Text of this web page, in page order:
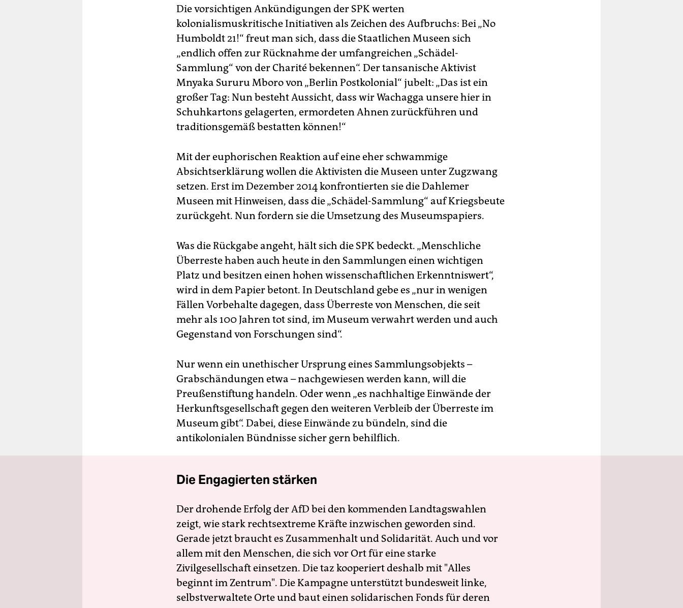
Die vorsichtigen Ankündigungen der SPK werten
kolonialismuskritische Initiativen als Zeichen des Aufbruchs: Bei „No
Humboldt 21!“ freut man sich, dass die Staatlichen Museen sich
„endlich offen zur Rücknahme der umfangreichen „Schädel-
Sammlung“ von der Charité bekennen“. Der tansanische Aktivist
Mnyaka Sururu Mboro von „Berlin Postkolonial“ jubelt: „Das ist ein
großer Tag: Nun besteht Aussicht, dass wir Wachagga unsere hier in
Schuhkartons gelagerten, ermordeten Ahnen zurückführen und
traditionsgemäß bestatten können!“
Mit der euphorischen Reaktion auf eine eher schwammige
Absichtserklärung wollen die Aktivisten die Museen unter Zugzwang
setzen. Erst im Dezember 2014 konfrontierten sie die Dahlemer
Museen mit Hinweisen, dass die „Schädel-Sammlung“ auf Kriegsbeute
zurückgeht. Nun fordern sie die Umsetzung des Museumspapiers.
Was die Rückgabe angeht, hält sich die SPK bedeckt. „Menschliche
Überreste haben auch heute in den Sammlungen einen wichtigen
Platz und besitzen einen hohen wissenschaftlichen Erkenntniswert“,
wird in dem Papier betont. In Deutschland gebe es „nur in wenigen
Fällen Vorbehalte dagegen, dass Überreste von Menschen, die seit
mehr als 100 Jahren tot sind, im Museum verwahrt werden und auch
Gegenstand von Forschungen sind“.
Nur wenn ein unethischer Ursprung eines Sammlungsobjekts –
Grabschändungen etwa – nachgewiesen werden kann, will die
Preußenstiftung handeln. Oder wenn „es nachhaltige Einwände der
Herkunftsgesellschaft gegen den weiteren Verbleib der Überreste im
Museum gibt“. Dabei, diese Einwände zu bündeln, sind die
antikolonialen Bündnisse sicher gern behilflich.
Die Engagierten stärken
Der drohende Erfolg der AfD bei den kommenden Landtagswahlen
zeigt, wie stark rechtsextreme Kräfte inzwischen geworden sind.
Gerade jetzt braucht es Zusammenhalt und Solidarität. Auch und vor
allem mit den Menschen, die sich vor Ort für eine starke
Zivilgesellschaft einsetzen. Die taz kooperiert deshalb mit "Alles
beginnt im Zentrum". Die Kampagne unterstützt bundesweit linke,
selbstverwaltete Orte und baut einen solidarischen Fonds für deren